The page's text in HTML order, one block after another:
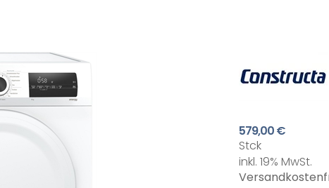
579,00 €
Stck
inkl. 19% MwSt.